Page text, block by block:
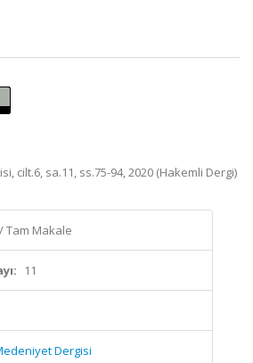
cilt.6, sa.11, ss.75-94, 2020 (Hakemli Dergi)
Tam Makale
11
Dergisi